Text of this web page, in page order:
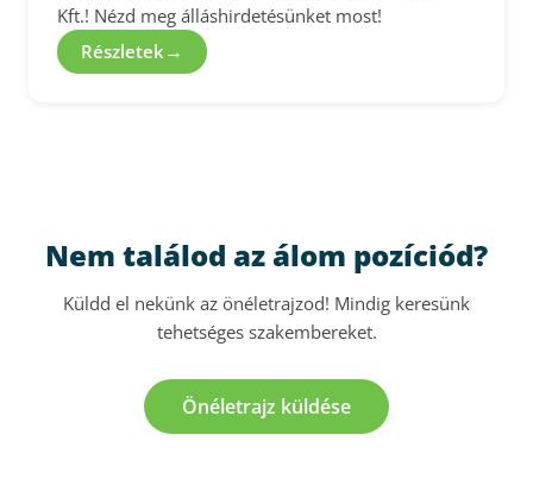
Kft.! Nézd meg álláshirdetésünket most!
Részletek→
Nem találod az álom pozíciód?
Küldd el nekünk az önéletrajzod! Mindig keresünk
tehetséges szakembereket.
Önéletrajz küldése